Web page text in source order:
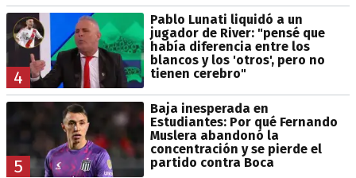
4
Pablo Lunati liquidó a un
jugador de River: "pensé que
había diferencia entre los
blancos y los 'otros', pero no
tienen cerebro"
5
Baja inesperada en
Estudiantes: Por qué Fernando
Muslera abandonó la
concentración y se pierde el
partido contra Boca